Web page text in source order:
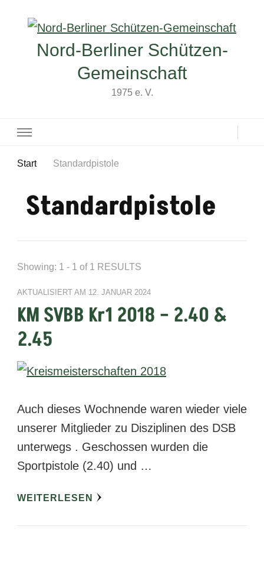
Nord-Berliner Schützen-
Gemeinschaft
1975 e. V.
Start Standardpistole
Standardpistole
Showing: 1 - 1 of 1 RESULTS
AKTUALISIERT AM 12. JANUAR 2024
KM SVBB Kr1 2018 – 2.40 &
2.45
Auch dieses Wochnende waren wieder viele
unserer Mitglieder zu Disziplinen des DSB
unterwegs . Geschossen wurden die
Sportpistole (2.40) und …
WEITERLESEN